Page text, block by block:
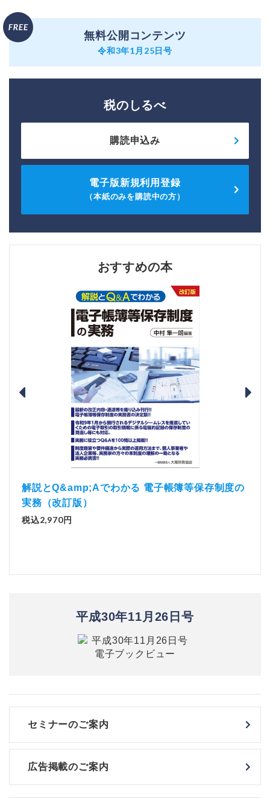
無料公開コンテンツ
令和3年1月25日号
税のしるべ
購読申込み
電子版新規利用登録
（本紙のみを購読中の方）
おすすめの本
解説とQ&amp;Aでわかる 電子帳簿等保存制度の
実務（改訂版）
税込2,970円
平成30年11月26日号
セミナーのご案内
広告掲載のご案内